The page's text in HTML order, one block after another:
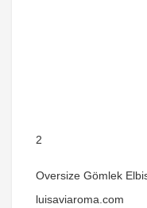
2
Oversize Gömlek
luisaviaroma.com